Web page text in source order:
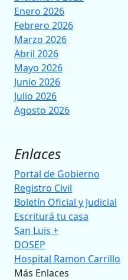
Enero 2026
Febrero 2026
Marzo 2026
Abril 2026
Mayo 2026
Junio 2026
Julio 2026
Agosto 2026
Enlaces
Portal de Gobierno
Registro Civil
Boletín Oficial y Judicial
Escriturá tu casa
San Luis +
DOSEP
Hospital Ramon Carrillo
Más Enlaces